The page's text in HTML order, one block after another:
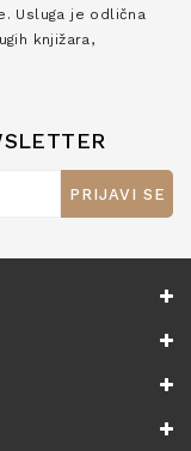
Usluga je odlična
knjižara,
PRIJAVI SE